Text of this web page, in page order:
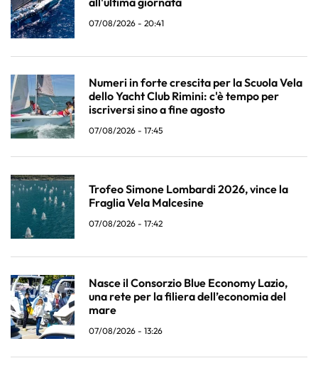
07/08/2026 - 20:41
Numeri in forte crescita per la Scuola Vela
dello Yacht Club Rimini: c'è tempo per
iscriversi sino a fine agosto
07/08/2026 - 17:45
Trofeo Simone Lombardi 2026, vince la
Fraglia Vela Malcesine
07/08/2026 - 17:42
Nasce il Consorzio Blue Economy Lazio,
una rete per la filiera dell’economia del
mare
07/08/2026 - 13:26